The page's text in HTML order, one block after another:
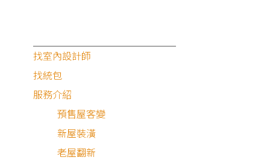
找室內設計師
找統包
服務介紹
預售屋客變
新屋裝潢
老屋翻新